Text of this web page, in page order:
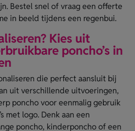
Bestel snel of vraag een offerte
in beeld tijdens een regenbui.
Kies uit
poncho’s in
die perfect aansluit bij
uit verschillende uitvoeringen,
poncho voor eenmalig gebruik
met logo. Denk aan een
poncho, kinderponcho of een